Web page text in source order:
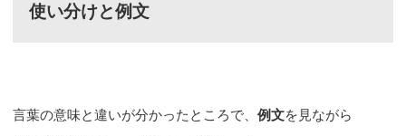
使い分けと例文
言葉の意味と違いが分かったところで、例文を見ながら